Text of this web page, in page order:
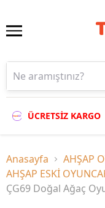
ÜCRETSİZ KARGO
Anasayfa
AHŞAP
AHŞAP ESKİ
ÇG69 Doğal Ağaç